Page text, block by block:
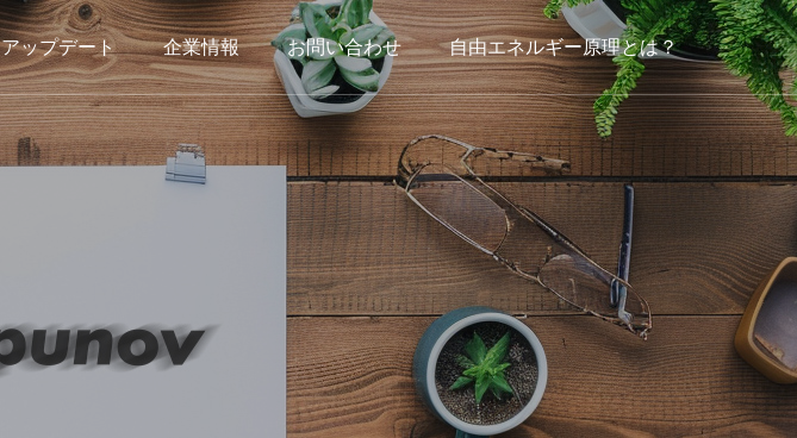
アップデート 企業情報 お問い合わせ 自由エネルギー原理とは？
Lecture Media
メディア事業